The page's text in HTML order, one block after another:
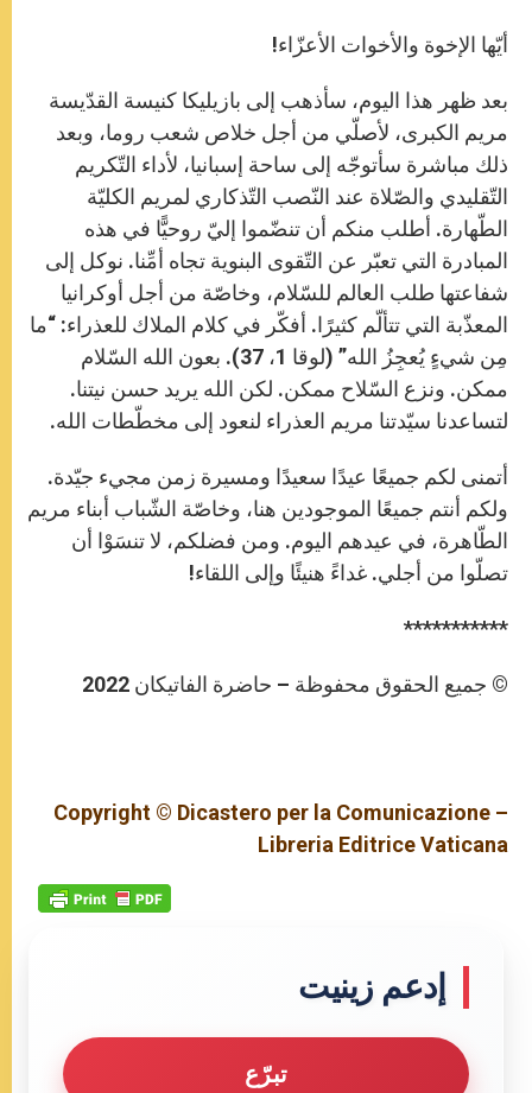
أيّها الإخوة والأخوات الأعزّاء!
بعد ظهر هذا اليوم، سأذهب إلى بازيليكا كنيسة القدّيسة
مريم الكبرى، لأصلّي من أجل خلاص شعب روما، وبعد
ذلك مباشرة سأتوجّه إلى ساحة إسبانيا، لأداء التّكريم
التّقليدي والصّلاة عند النّصب التّذكاري لمريم الكليّة
الطّهارة. أطلب منكم أن تنضّموا إليّ روحيًّا في هذه
المبادرة التي تعبّر عن التّقوى البنوية تجاه أمِّنا. نوكل إلى
شفاعتها طلب العالم للسّلام، وخاصّة من أجل أوكرانيا
المعذّبة التي تتألّم كثيرًا. أفكّر في كلام الملاك للعذراء: “ما
مِن شيءٍ يُعجِزُ الله” (لوقا 1، 37). بعون ​​الله السّلام
ممكن. ونزع السّلاح ممكن. لكن الله يريد حسن نيتنا.
لتساعدنا سيّدتنا مريم العذراء لنعود إلى مخطّطات الله.
أتمنى لكم جميعًا عيدًا سعيدًا ومسيرة زمن مجيء جيّدة.
ولكم أنتم جميعًا الموجودين هنا، وخاصّة الشّباب أبناء مريم
الطّاهرة، في عيدهم اليوم. ومن فضلكم، لا تنسَوْا أن
تصلّوا من أجلي. غداءً هنيئًا وإلى اللقاء!
***********
© جميع الحقوق محفوظة – حاضرة الفاتيكان 2022
Copyright © Dicastero per la Comunicazione –
Libreria Editrice Vaticana
إدعم زينيت
تبرّع